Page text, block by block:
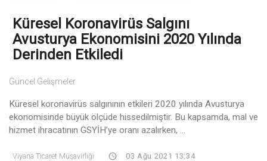
Küresel Koronavirüs Salgını
Avusturya Ekonomisini 2020 Yılında
Derinden Etkiledi
Güncel Gelişmeler
Küresel koronavirüs salgınının etkileri 2020 yılında Avusturya
ekonomisinde büyük ölçüde hissedilmiştir. Bu kapsamda, mal ve
hizmet ihracatının GSYİH’ye oranı azalırken, ...
Viyana Ticaret Müşavirliği 03 Ağu 2021 13:34